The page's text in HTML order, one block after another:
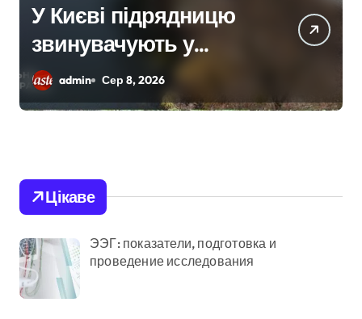
Третій день після
ворожого удару:
рятувальники
працюють над
регіоні
admin Сер 8, 2026
Цікаве
ЭЭГ: показатели, подготовка и
проведение исследования